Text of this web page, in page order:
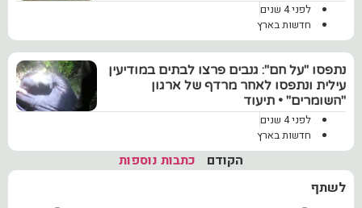
לפני 4 שנים
חדשות בארץ
נתפסו "על חם": גנבים פרצו לבתים במודיעין
עילית ונתפסו לאחר מרדף של ארגון
"השומרים" • תיעוד
לפני 4 שנים
חדשות בארץ
הקודם
כתבות נוספות
לשתף